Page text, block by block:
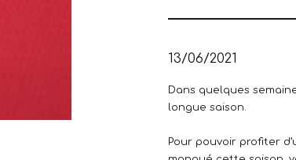
13/06/2021
Dans quelques
longue saison.
Pour pouvoir profiter